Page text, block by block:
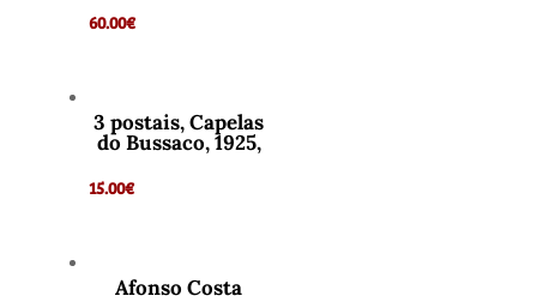
60.00€
3 postais, Capelas
do Bussaco, 1925,
15.00€
Afonso Costa